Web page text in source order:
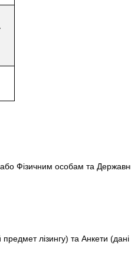
Фізичним особам та
лізингу) та Анкети (дані